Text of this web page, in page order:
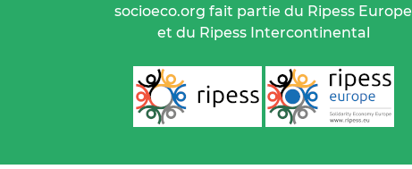
socioeco.org fait partie du Ripess Europe
et du Ripess Intercontinental